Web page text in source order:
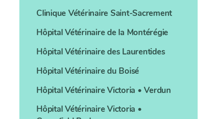
Clinique Vétérinaire Saint-Sacrement
Hôpital Vétérinaire de la Montérégie
Hôpital Vétérinaire des Laurentides
Hôpital Vétérinaire du Boisé
Hôpital Vétérinaire Victoria • Verdun
Hôpital Vétérinaire Victoria •